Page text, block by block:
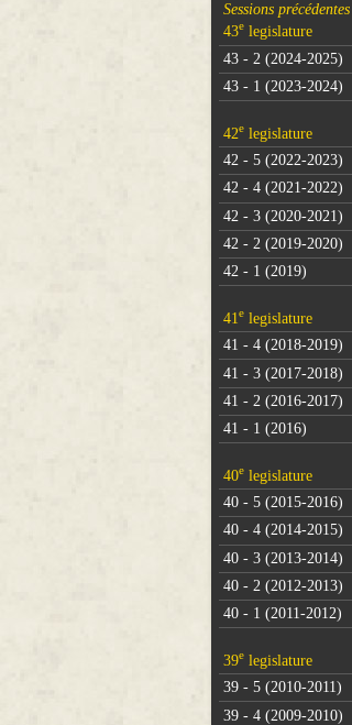
Sessions précédentes
43elegislature
43 - 2 (2024-2025)
43 - 1 (2023-2024)
42elegislature
42 - 5 (2022-2023)
42 - 4 (2021-2022)
42 - 3 (2020-2021)
42 - 2 (2019-2020)
42 - 1 (2019)
41elegislature
41 - 4 (2018-2019)
41 - 3 (2017-2018)
41 - 2 (2016-2017)
41 - 1 (2016)
40elegislature
40 - 5 (2015-2016)
40 - 4 (2014-2015)
40 - 3 (2013-2014)
40 - 2 (2012-2013)
40 - 1 (2011-2012)
39elegislature
39 - 5 (2010-2011)
39 - 4 (2009-2010)